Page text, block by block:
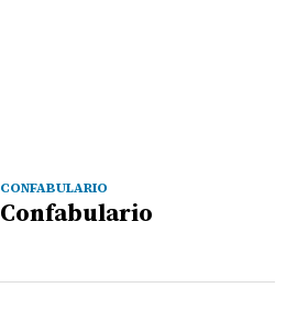
CONFABULARIO
Confabulario